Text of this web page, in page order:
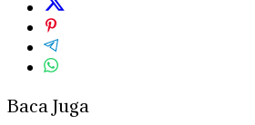
Baca Juga